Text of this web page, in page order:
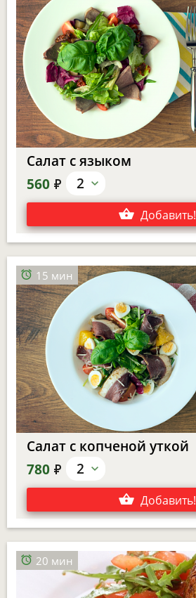
Салат с языком
560 е 2
Добавить!
15 мин
Салат с копченой уткой
780 е 2
Добавить!
20 мин